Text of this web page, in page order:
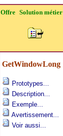
Offre Solution métier
GetWindowLong
Prototypes...
Description...
Exemple...
Avertissement...
Voir aussi...